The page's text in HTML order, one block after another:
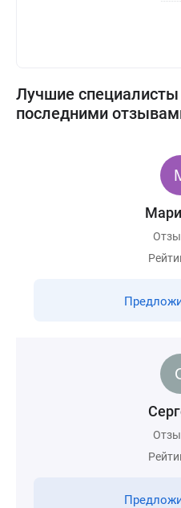
Лучшие специалисты
последними